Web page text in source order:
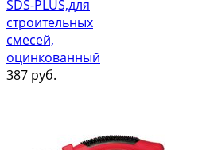
SDS-PLUS,для
строительных
смесей,
оцинкованный
387 руб.